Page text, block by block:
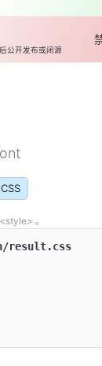
公开发布或闭源
。
result.css